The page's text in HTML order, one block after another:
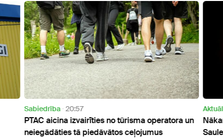
Sabiedrība 20:57
PTAC aicina izvairīties no tūrisma operatora un
neiegādāties tā piedāvātos ceļojumus